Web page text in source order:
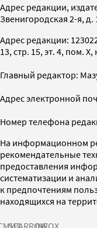
Адрес редакции,
Звенигородская 2-я, д.
Адрес редакции:
13, стр. 15, эт. 4, пом. X,
Главный редактор:
Адрес электронной
Номер телефона
На информационном
рекомендательные
предоставления
систематизации и
к предпочтениям
находящихся на
SPARROWINFOX